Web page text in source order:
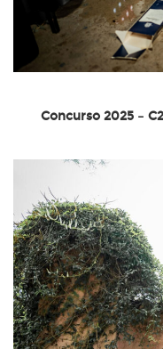
Concurso 2025 –